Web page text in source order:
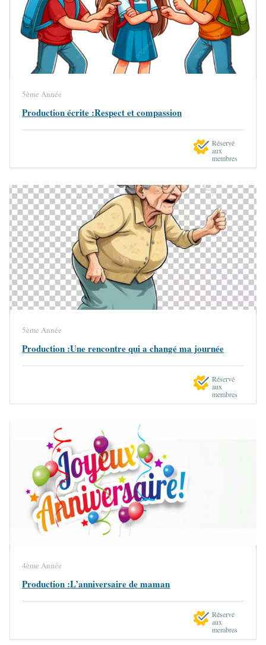
5ème Année
Production écrite :Respect et compassion
Réservé
aux
membres
5ème Année
Production :Une rencontre qui a changé ma journée
Réservé
aux
membres
4ème Année
Production :L’anniversaire de maman
Réservé
aux
membres